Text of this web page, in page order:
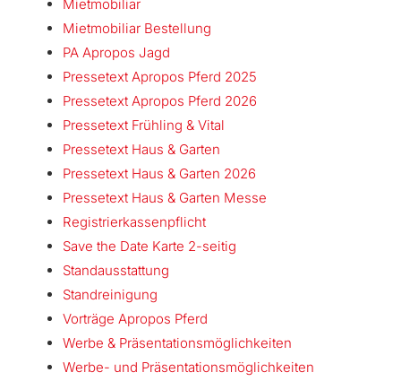
Mietmobiliar
Mietmobiliar Bestellung
PA Apropos Jagd
Pressetext Apropos Pferd 2025
Pressetext Apropos Pferd 2026
Pressetext Frühling & Vital
Pressetext Haus & Garten
Pressetext Haus & Garten 2026
Pressetext Haus & Garten Messe
Registrierkassenpflicht
Save the Date Karte 2-seitig
Standausstattung
Standreinigung
Vorträge Apropos Pferd
Werbe & Präsentationsmöglichkeiten
Werbe- und Präsentationsmöglichkeiten